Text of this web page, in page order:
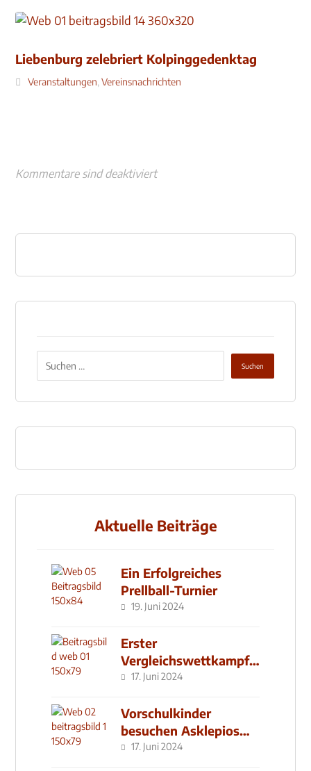
Liebenburg zelebriert Kolpinggedenktag
Veranstaltungen,Vereinsnachrichten
Kommentare sind deaktiviert
Aktuelle Beiträge
Ein Erfolgreiches
Prellball-Turnier
19. Juni 2024
Erster
Vergleichswettkampf
seit 2019
17. Juni 2024
Vorschulkinder
besuchen Asklepios
Klinik
17. Juni 2024